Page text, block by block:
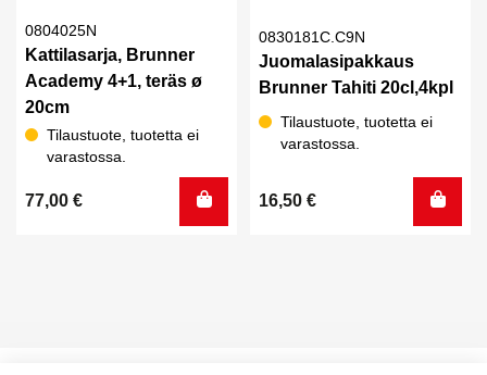
0804025N
Kattilasarja, Brunner
Academy 4+1, teräs ø
20cm
Tilaustuote, tuotetta ei
varastossa.
77,00 €
0830181C.C9N
Juomalasipakkaus
Brunner Tahiti 20cl,4kpl
Tilaustuote, tuotetta ei
varastossa.
16,50 €